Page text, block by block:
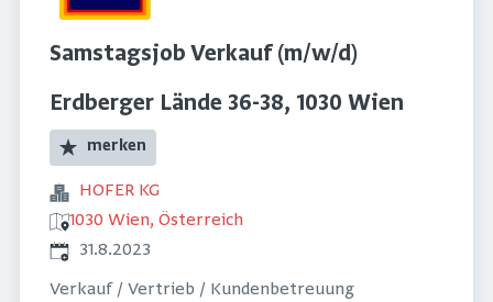
Samstagsjob Verkauf (m/w/d)
Erdberger Lände 36-38, 1030 Wien
merken
HOFER KG
1030 Wien, Österreich
Veröffentlicht
31.8.2023
Verkauf / Vertrieb / Kundenbetreuung